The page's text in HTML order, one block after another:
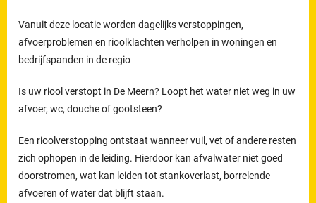
Vanuit deze locatie worden dagelijks verstoppingen,
afvoerproblemen en rioolklachten verholpen in woningen en
bedrijfspanden in de regio
Is uw riool verstopt in De Meern? Loopt het water niet weg in uw
afvoer, wc, douche of gootsteen?
Een rioolverstopping ontstaat wanneer vuil, vet of andere resten
zich ophopen in de leiding. Hierdoor kan afvalwater niet goed
doorstromen, wat kan leiden tot stankoverlast, borrelende
afvoeren of water dat blijft staan.